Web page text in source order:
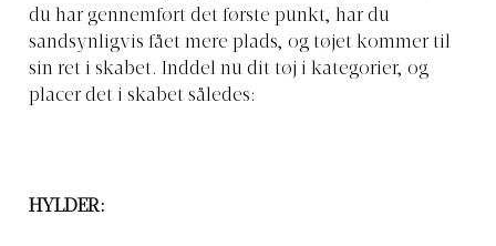
du har gennemført det første punkt, har du
sandsynligvis fået mere plads, og tøjet kommer til
sin ret i skabet. Inddel nu dit tøj i kategorier, og
placer det i skabet således:
HYLDER: